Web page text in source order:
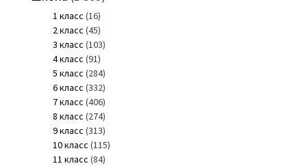
1 класс (16)
2 класс (45)
3 класс (103)
4 класс (91)
5 класс (284)
6 класс (332)
7 класс (406)
8 класс (274)
9 класс (313)
10 класс (115)
11 класс (84)